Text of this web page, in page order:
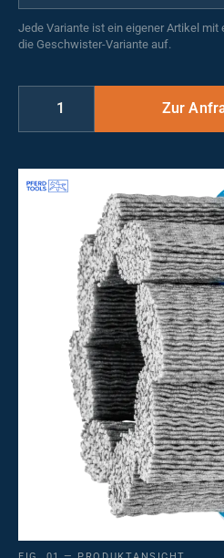
Jede Variante ist ein eigener Artikel
die Geschwister-Variante auf.